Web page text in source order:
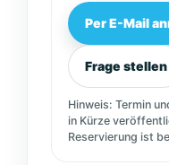
Per E-Mail
Frage stellen
Hinweis: Termin
in Kürze
Reservierung ist